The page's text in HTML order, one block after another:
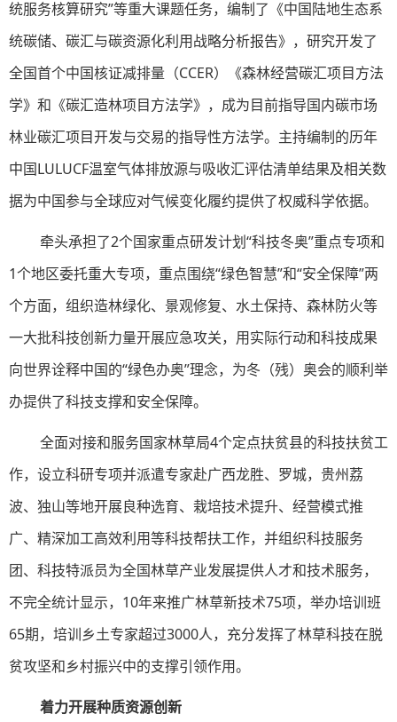
统服务核算研究”等重大课题任务，编制了《中国陆地生态系
统碳储、碳汇与碳资源化利用战略分析报告》，研究开发了
全国首个中国核证减排量（CCER）《森林经营碳汇项目方法
学》和《碳汇造林项目方法学》，成为目前指导国内碳市场
林业碳汇项目开发与交易的指导性方法学。主持编制的历年
中国LULUCF温室气体排放源与吸收汇评估清单结果及相关数
据为中国参与全球应对气候变化履约提供了权威科学依据。
牵头承担了2个国家重点研发计划“科技冬奥”重点专项和
1个地区委托重大专项，重点围绕“绿色智慧”和“安全保障”两
个方面，组织造林绿化、景观修复、水土保持、森林防火等
一大批科技创新力量开展应急攻关，用实际行动和科技成果
向世界诠释中国的“绿色办奥”理念，为冬（残）奥会的顺利举
办提供了科技支撑和安全保障。
全面对接和服务国家林草局4个定点扶贫县的科技扶贫工
作，设立科研专项并派遣专家赴广西龙胜、罗城，贵州荔
波、独山等地开展良种选育、栽培技术提升、经营模式推
广、精深加工高效利用等科技帮扶工作，并组织科技服务
团、科技特派员为全国林草产业发展提供人才和技术服务，
不完全统计显示，10年来推广林草新技术75项，举办培训班
65期，培训乡土专家超过3000人，充分发挥了林草科技在脱
贫攻坚和乡村振兴中的支撑引领作用。
着力开展种质资源创新